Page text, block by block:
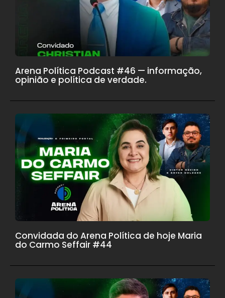
Arena Política Podcast #46 — informação,
opinião e política de verdade.
Convidada do Arena Política de hoje Maria
do Carmo Seffair #44